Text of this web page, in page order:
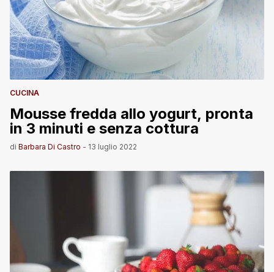
CUCINA
Mousse fredda allo yogurt, pronta
in 3 minuti e senza cottura
di Barbara Di Castro - 13 luglio 2022